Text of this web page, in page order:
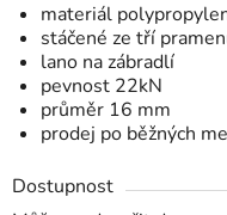
materiál
stáčené ze tří
lano na zábradlí
pevnost 22kN
průměr 16 mm
prodej po běžných
Dostupnost